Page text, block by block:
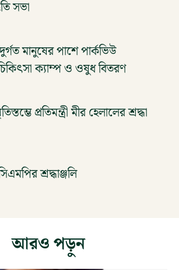
সভা
মানুষের পাশে পার্কভিউ
ক্যাম্প ও ওষুধ বিতরণ
প্রতিমন্ত্রী মীর হেলালের শ্রদ্ধা
শ্রদ্ধাঞ্জলি
আরও পড়ুন